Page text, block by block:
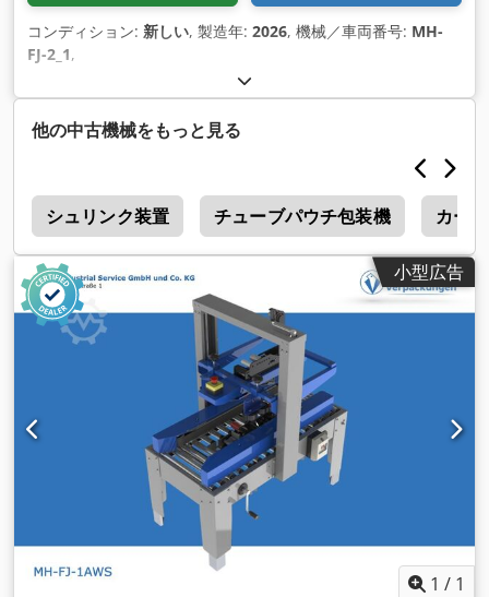
コンディション: 新しい, 製造年: 2026, 機械／車両番号: MH-
FJ-2_1,
他の中古機械をもっと見る
シュリンク装置 チューブパウチ包装機 カー
小型広告
1 / 1